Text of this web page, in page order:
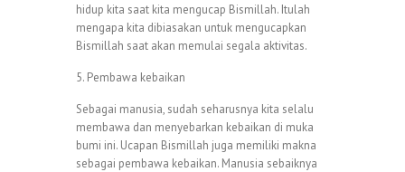
hidup kita saat kita mengucap Bismillah. Itulah
mengapa kita dibiasakan untuk mengucapkan
Bismillah saat akan memulai segala aktivitas.
5. Pembawa kebaikan
Sebagai manusia, sudah seharusnya kita selalu
membawa dan menyebarkan kebaikan di muka
bumi ini. Ucapan Bismillah juga memiliki makna
sebagai pembawa kebaikan. Manusia sebaiknya